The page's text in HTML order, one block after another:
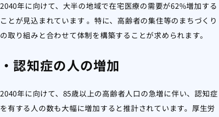
2040年に向けて、大半の地域で在宅医療の需要が62%増加する
ことが見込まれています 。特に、高齢者の集住等のまちづくり
の取り組みと合わせて体制を構築することが求められます。
・認知症の人の増加
2040年に向けて、85歳以上の高齢者人口の急増に伴い、認知症
を有する人の数も大幅に増加すると推計されています。厚生労